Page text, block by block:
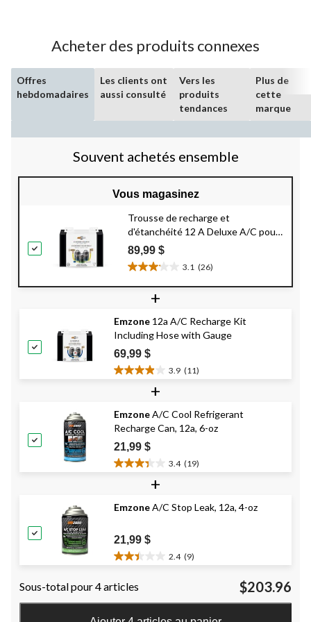
Acheter des produits connexes
Offres
hebdomadaires
Les clients ont
aussi consulté
Vers les
produits
tendances
Plus de
cette
marque
Souvent achetés ensemble
Vous magasinez
Trousse de recharge et
d'étanchéité 12 A Deluxe A/C pour
climatiseur
89,99 $
3.1 (26)
3.1
étoile(s)
26
évaluations
+
Emzone 12a A/C Recharge Kit
Including Hose with Gauge
69,99 $
3.9 (11)
3.9
étoile(s)
5.
11
évaluations
+
EmzoneA/C Cool Refrigerant
Recharge Can, 12a, 6-oz
21,99 $
3.4 (19)
3.4
étoile(s)
5.
évaluations
+
EmzoneA/C Stop Leak, 12a, 4-oz
21,99 $
2.4 (9)
2.4
sur
5.
9
Sous-total pour 4 articles $203.96